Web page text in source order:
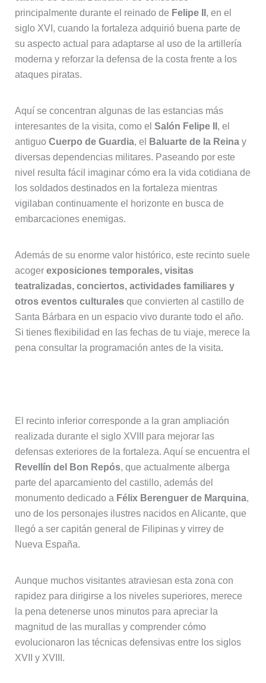
principalmente durante el reinado de Felipe II , en el
siglo XVI, cuando la fortaleza adquirió buena parte de
su aspecto actual para adaptarse al uso de la artillería
moderna y reforzar la defensa de la costa frente a los
ataques piratas.
Aquí se concentran algunas de las estancias más
interesantes de la visita, como el Salón Felipe II , el
antiguo Cuerpo de Guardia, el Baluarte de la Reinay
diversas dependencias militares. Paseando por este
nivel resulta fácil imaginar cómo era la vida cotidiana de
los soldados destinados en la fortaleza mientras
vigilaban continuamente el horizonte en busca de
embarcaciones enemigas.
Además de su enorme valor histórico, este recinto suele
acoger exposiciones temporales, visitas
teatralizadas, conciertos, actividades familiares y
otros eventos culturalesque convierten al castillo de
Santa Bárbara en un espacio vivo durante todo el año.
Si tienes flexibilidad en las fechas de tu viaje, merece la
pena consultar la programación antes de la visita.
El recinto inferior corresponde a la gran ampliación
realizada durante el siglo XVIII para mejorar las
defensas exteriores de la fortaleza. Aquí se encuentra el
Revellín del Bon Repós, que actualmente alberga
parte del aparcamiento del castillo, además del
monumento dedicado a Félix Berenguer de Marquina,
uno de los personajes ilustres nacidos en Alicante, que
llegó a ser capitán general de Filipinas y virrey de
Nueva España.
Aunque muchos visitantes atraviesan esta zona con
rapidez para dirigirse a los niveles superiores, merece
la pena detenerse unos minutos para apreciar la
magnitud de las murallas y comprender cómo
evolucionaron las técnicas defensivas entre los siglos
XVII y XVIII.